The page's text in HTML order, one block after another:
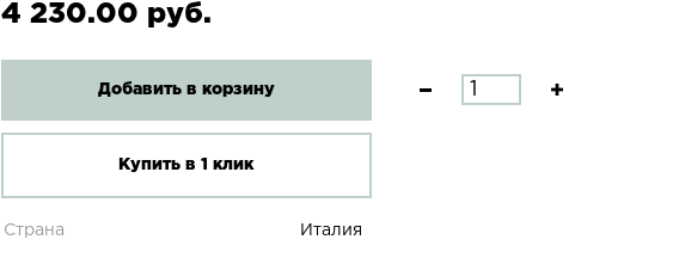
4 230.00 руб.
Добавить в корзину
Купить в 1 клик
Страна Италия